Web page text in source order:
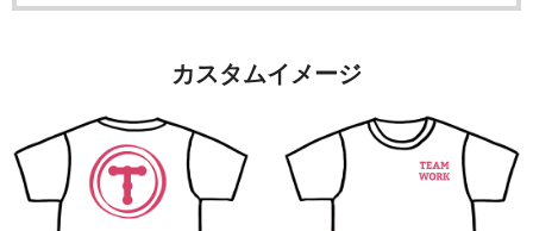
カスタムイメージ